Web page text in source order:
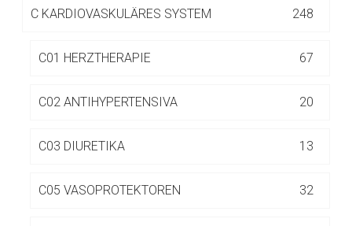
C KARDIOVASKULÄRES SYSTEM 248
C01 HERZTHERAPIE 67
C02 ANTIHYPERTENSIVA 20
C03 DIURETIKA 13
C05 VASOPROTEKTOREN 32
Datenschutzbestimmungen.
Zurück zur rote-liste.de Zur Seite